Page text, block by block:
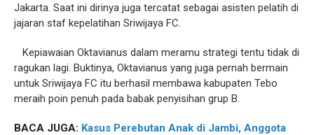
Jakarta. Saat ini dirinya juga tercatat sebagai asisten pelatih di
jajaran staf kepelatihan Sriwijaya FC.
Kepiawaian Oktavianus dalam meramu strategi tentu tidak di
ragukan lagi. Buktinya, Oktavianus yang juga pernah bermain
untuk Sriwijaya FC itu berhasil membawa kabupaten Tebo
meraih poin penuh pada babak penyisihan grup B.
BACA JUGA: Kasus Perebutan Anak di Jambi, Anggota